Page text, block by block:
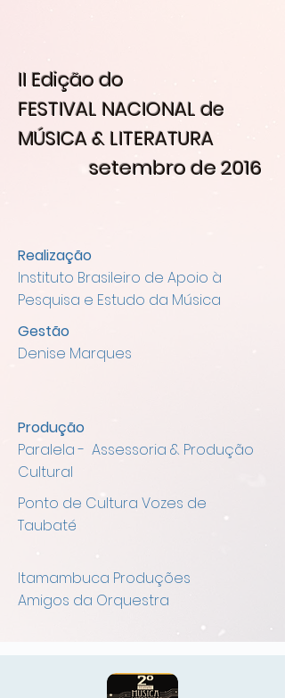
II Edição do
FESTIVAL NACIONAL de
MÚSICA & LITERATURA
setembro de 2016
Realização
Instituto Brasileiro de Apoio à
Pesquisa e Estudo da Música
Gestão
Denise Marques
Produção
Paralela - Assessoria & Produção
Cultural
Ponto de Cultura Vozes de
Taubaté
Itamambuca Produções
Amigos da Orquestra